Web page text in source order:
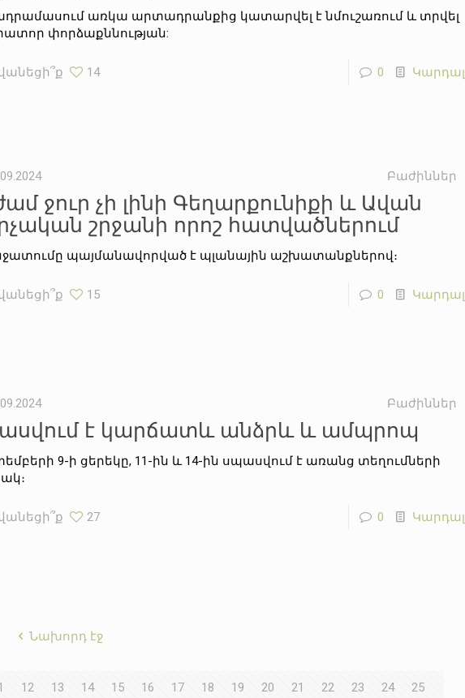
առկա արտադրանքից կատարվել է նմուշառում և տրվել
փորձաքննության:
14 0 Կարդալ
Բաժիններ
ջուր չի լինի Գեղարքունիքի և Ավան
շրջանի որոշ հատվածներում
պայմանավորված է պլանային աշխատանքներով։
15 0 Կարդալ
Բաժիններ
է կարճատև անձրև և ամպրոպ
9-ի ցերեկը, 11-ին և 14-ին սպասվում է առանց տեղումների
27 0 Կարդալ
Նախորդ էջ
12 13 14 15 16 17 18 19 20 21 22 23 24
25